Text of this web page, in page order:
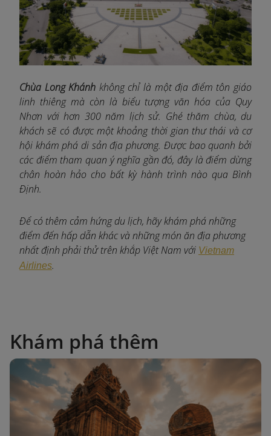
Chùa Long Khánh không chỉ là một địa điểm tôn giáo
linh thiêng mà còn là biểu tượng văn hóa của Quy
Nhơn với hơn 300 năm lịch sử. Ghé thăm chùa, du
khách sẽ có được một khoảng thời gian thư thái và cơ
hội khám phá di sản địa phương. Được bao quanh bởi
các điểm tham quan ý nghĩa gần đó, đây là điểm dừng
chân hoàn hảo cho bất kỳ hành trình nào qua Bình
Định.
Để có thêm cảm hứng du lịch, hãy khám phá những
điểm đến hấp dẫn khác và những món ăn địa phương
nhất định phải thử trên khắp Việt Nam với Vietnam
Airlines.
Khám phá thêm